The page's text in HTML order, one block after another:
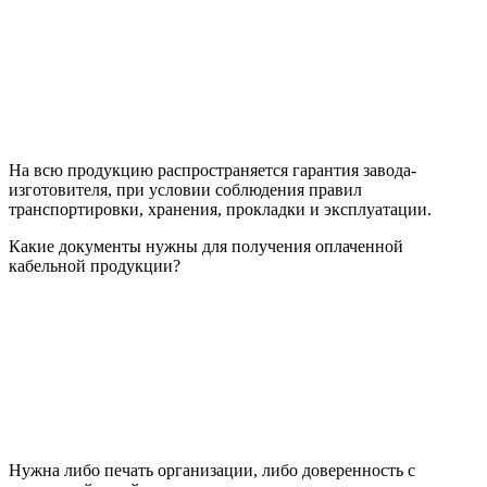
На всю продукцию распространяется гарантия завода-
изготовителя, при условии соблюдения правил
транспортировки, хранения, прокладки и эксплуатации.
Какие документы нужны для получения оплаченной
кабельной продукции?
Нужна либо печать организации, либо доверенность с